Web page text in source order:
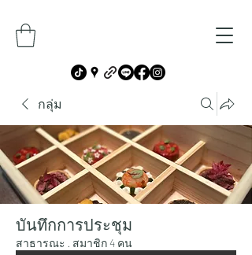
กลุ่ม
บันทึกการประชุม
สาธารณะ · สมาชิก 4 คน